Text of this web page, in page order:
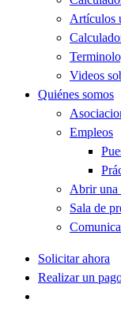
Artículos
Videos
Quiénes somos
Empleos
Abrir una
Sala de
Solicitar ahora
Realizar un